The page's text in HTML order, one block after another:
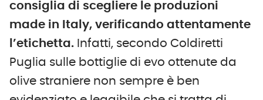
consiglia di scegliere le produzioni
made in Italy, verificando attentamente
l’etichetta. Infatti, secondo Coldiretti
Puglia sulle bottiglie di evo ottenute da
olive straniere non sempre è ben